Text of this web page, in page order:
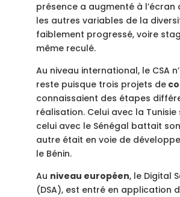
présence a augmenté à l’écran
les autres variables de la
faiblement progressé, voire
même reculé.
Au niveau international, le CSA
reste puisque trois projets de
connaissaient des étapes
réalisation. Celui avec la
celui avec le Sénégal battait
autre était en voie de
le Bénin.
Au niveau européen, le Digital
(DSA), est entré en application